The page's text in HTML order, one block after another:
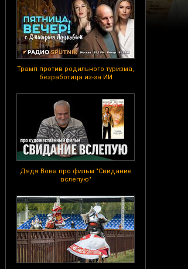
Трамп против родильного туризма,
безработица из-за ИИ
Дядя Вова про фильм "Свидание
вслепую"